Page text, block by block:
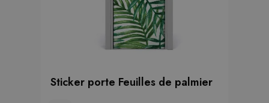
Sticker porte Feuilles de palmier